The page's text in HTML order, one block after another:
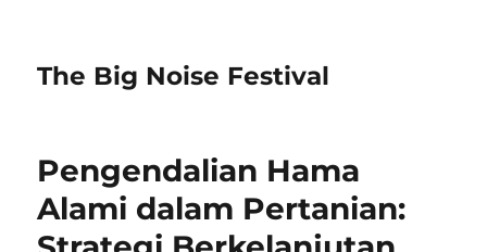
The Big Noise Festival
Pengendalian Hama
Alami dalam Pertanian: